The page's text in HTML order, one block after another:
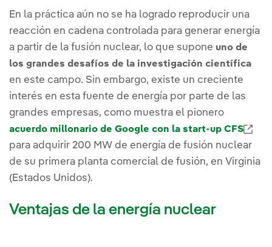
En la práctica aún no se ha logrado reproducir una
reacción en cadena controlada para generar energía
a partir de la fusión nuclear, lo que supone uno de
los grandes desafíos de la investigación científica
en este campo. Sin embargo, existe un creciente
interés en esta fuente de energía por parte de las
grandes empresas, como muestra el pionero
acuerdo millonario de Google con la start-up CFS
para adquirir 200 MW de energía de fusión nuclear
de su primera planta comercial de fusión, en Virginia
(Estados Unidos).
Ventajas de la energía nuclear